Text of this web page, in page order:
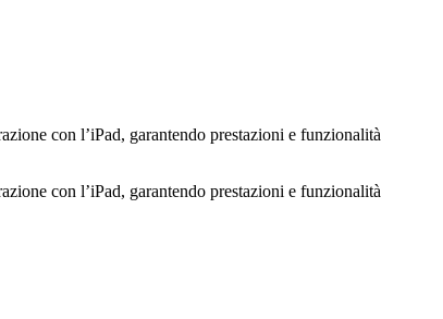
con l’iPad, garantendo prestazioni e funzionalità
con l’iPad, garantendo prestazioni e funzionalità